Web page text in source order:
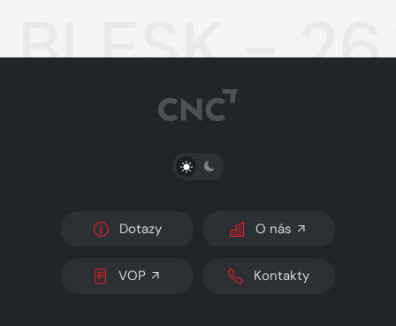
BLESK -
PŘEPNOUT SVĚTLÝ/TMAVÝ REŽIM
Dotazy O nás
VOP Kontakty